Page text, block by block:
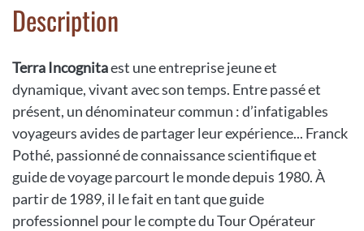
Description
Terra Incognitaest une entreprise jeune et
dynamique, vivant avec son temps. Entre passé et
présent, un dénominateur commun : d’infatigables
voyageurs avides de partager leur expérience... Franck
Pothé, passionné de connaissance scientifique et
guide de voyage parcourt le monde depuis 1980. À
partir de 1989, il le fait en tant que guide
professionnel pour le compte du Tour Opérateur